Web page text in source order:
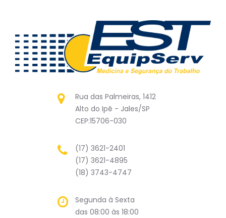
Rua das Palmeiras, 1412
Alto do Ipê - Jales/SP
CEP:15706-030
(17) 3621-2401
(17) 3621-4895
(18) 3743-4747
Segunda à Sexta
das 08:00 às 18:00